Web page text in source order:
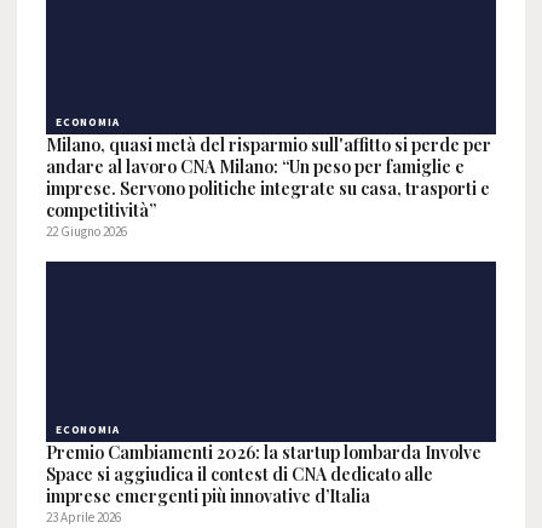
ECONOMIA
Milano, quasi metà del risparmio sull'affitto si perde per
andare al lavoro CNA Milano: “Un peso per famiglie e
imprese. Servono politiche integrate su casa, trasporti e
competitività”
22 Giugno 2026
ECONOMIA
Premio Cambiamenti 2026: la startup lombarda Involve
Space si aggiudica il contest di CNA dedicato alle
imprese emergenti più innovative d’Italia
23 Aprile 2026